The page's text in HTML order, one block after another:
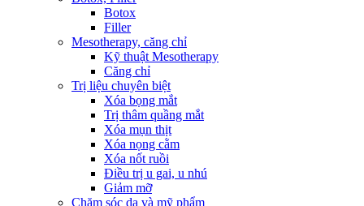
Botox
Filler
Mesotherapy, căng chỉ
Kỹ thuật Mesotherapy
Căng chỉ
Trị liệu chuyên biệt
Xóa bọng mắt
Trị thâm quầng mắt
Xóa mụn thịt
Xóa nọng cằm
Xóa nốt ruồi
Điều trị u gai, u nhú
Giảm mỡ
Chăm sóc da và mỹ phẩm